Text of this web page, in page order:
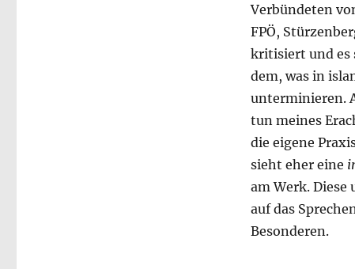
Verbündeten
FPÖ,
kritisiert und es
dem, was in
unterminieren.
tun meines
die eigene
sieht eher eine
am Werk.
auf das
Besonderen.